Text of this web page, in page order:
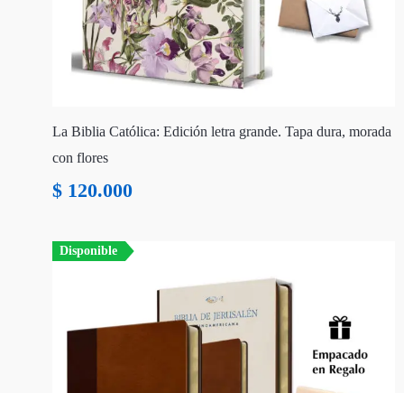
La Biblia Católica: Edición letra grande. Tapa dura, morada
con flores
$ 120.000
Disponible